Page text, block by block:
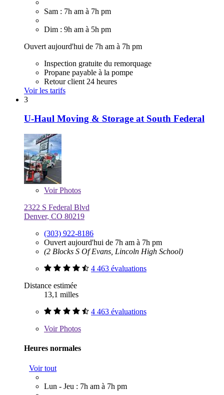
Sam : 7h am à 7h pm
Dim : 9h am à 5h pm
Ouvert aujourd'hui de 7h am à 7h pm
Inspection gratuite du remorquage
Propane payable à la pompe
Retour client 24 heures
Voir les tarifs
3
U-Haul Moving & Storage at South Federal
VoirPhotos
2322 S Federal Blvd
Denver, CO 80219
(303) 922-8186
Ouvert aujourd'hui de 7h am à 7h pm
(2 Blocks S Of Evans, Lincoln High School)
4 463 évaluations
Distance estimée
13,1 milles
4 463 évaluations
VoirPhotos
Heures normales
Voir tout
Lun - Jeu : 7h am à 7h pm